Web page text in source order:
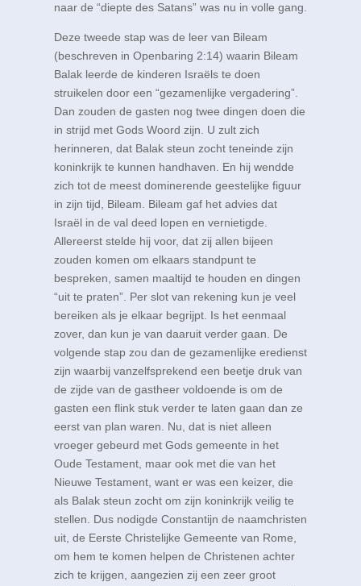
naar de “diepte des Satans” was nu in volle gang.
Deze tweede stap was de leer van Bileam
(beschreven in Openbaring 2:14) waarin Bileam
Balak leerde de kinderen Israëls te doen
struikelen door een “gezamenlijke vergadering”.
Dan zouden de gasten nog twee dingen doen die
in strijd met Gods Woord zijn. U zult zich
herinneren, dat Balak steun zocht teneinde zijn
koninkrijk te kunnen handhaven. En hij wendde
zich tot de meest dominerende geestelijke figuur
in zijn tijd, Bileam. Bileam gaf het advies dat
Israël in de val deed lopen en vernietigde.
Allereerst stelde hij voor, dat zij allen bijeen
zouden komen om elkaars standpunt te
bespreken, samen maaltijd te houden en dingen
“uit te praten”. Per slot van rekening kun je veel
bereiken als je elkaar begrijpt. Is het eenmaal
zover, dan kun je van daaruit verder gaan. De
volgende stap zou dan de gezamenlijke eredienst
zijn waarbij vanzelfsprekend een beetje druk van
de zijde van de gastheer voldoende is om de
gasten een flink stuk verder te laten gaan dan ze
eerst van plan waren. Nu, dat is niet alleen
vroeger gebeurd met Gods gemeente in het
Oude Testament, maar ook met die van het
Nieuwe Testament, want er was een keizer, die
als Balak steun zocht om zijn koninkrijk veilig te
stellen. Dus nodigde Constantijn de naamchristen
uit, de Eerste Christelijke Gemeente van Rome,
om hem te komen helpen de Christenen achter
zich te krijgen, aangezien zij een zeer groot